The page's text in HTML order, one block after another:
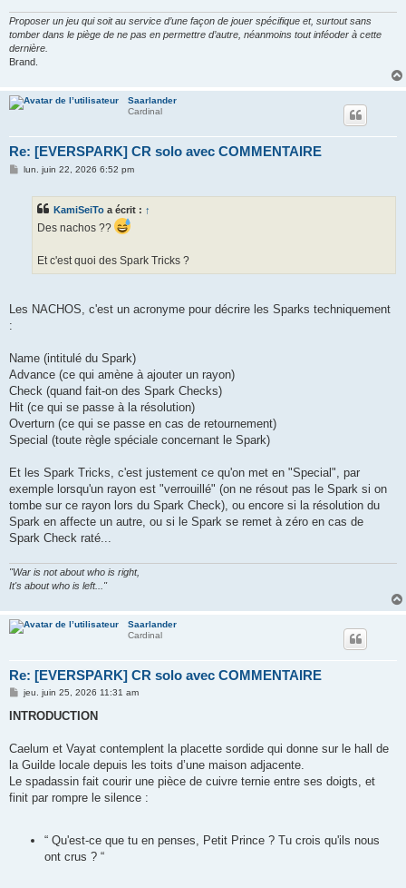
Proposer un jeu qui soit au service d’une façon de jouer spécifique et, surtout sans
tomber dans le piège de ne pas en permettre d’autre, néanmoins tout inféoder à cette
dernière.
Brand.
Saarlander
Cardinal
Re: [EVERSPARK] CR solo avec COMMENTAIRE
Mlun. juin 22, 2026 6:52 pm
KamiSeiTo a écrit : ↑
Des nachos ??
Et c'est quoi des Spark Tricks ?
Les NACHOS, c'est un acronyme pour décrire les Sparks techniquement
:
Name (intitulé du Spark)
Advance (ce qui amène à ajouter un rayon)
Check (quand fait-on des Spark Checks)
Hit (ce qui se passe à la résolution)
Overturn (ce qui se passe en cas de retournement)
Special (toute règle spéciale concernant le Spark)
Et les Spark Tricks, c'est justement ce qu'on met en "Special", par
exemple lorsqu'un rayon est "verrouillé" (on ne résout pas le Spark si on
tombe sur ce rayon lors du Spark Check), ou encore si la résolution du
Spark en affecte un autre, ou si le Spark se remet à zéro en cas de
Spark Check raté...
"War is not about who is right,
It's about who is left..."
Saarlander
Cardinal
Re: [EVERSPARK] CR solo avec COMMENTAIRE
M
s
g
jeu. juin 25, 2026 11:31 am
INTRODUCTION
Caelum et Vayat contemplent la placette sordide qui donne sur le hall de
la Guilde locale depuis les toits d’une maison adjacente.
Le spadassin fait courir une pièce de cuivre ternie entre ses doigts, et
finit par rompre le silence :
“ Qu'est-ce que tu en penses, Petit Prince ? Tu crois qu'ils nous
ont crus ? “